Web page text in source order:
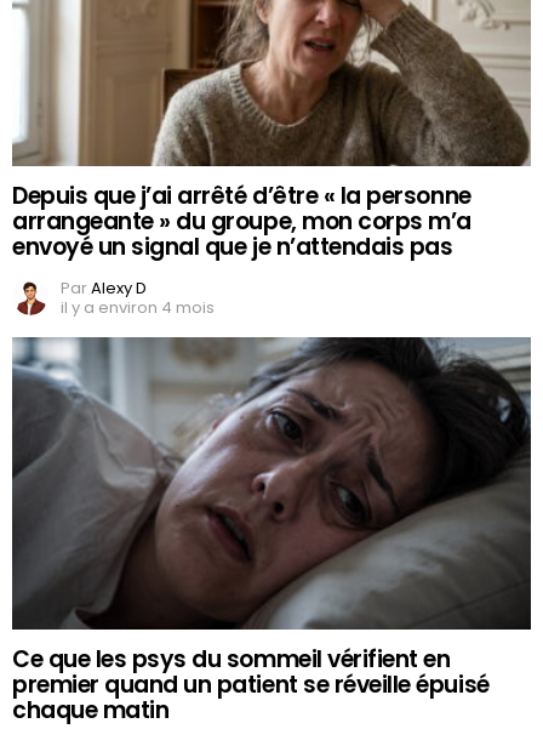
Depuis que j’ai arrêté d’être « la personne
arrangeante » du groupe, mon corps m’a
envoyé un signal que je n’attendais pas
ParAlexy D
il y a environ 4 mois
Ce que les psys du sommeil vérifient en
premier quand un patient se réveille épuisé
chaque matin